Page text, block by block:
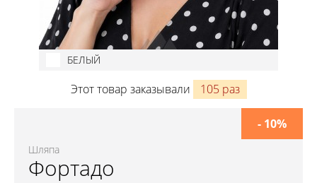
БЕЛЫЙ
Этот товар заказывали 105 раз
Шляпа
Фортадо
- 10%